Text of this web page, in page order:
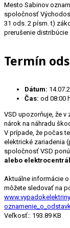
Mesto Sabinov
spoločnosť
31 ods. 2 písm. t)
prerušenie distribúcie
Termín
Dátum:
Čas: od 08:00
VSD upozorňuje, že
nárok na náhradu
V prípade, že počas
elektrické zariadenia
spoločnosť VSD
alebo
Aktuálne informácie
môžete sledovať na
Veľkosť:: 193.89 KB